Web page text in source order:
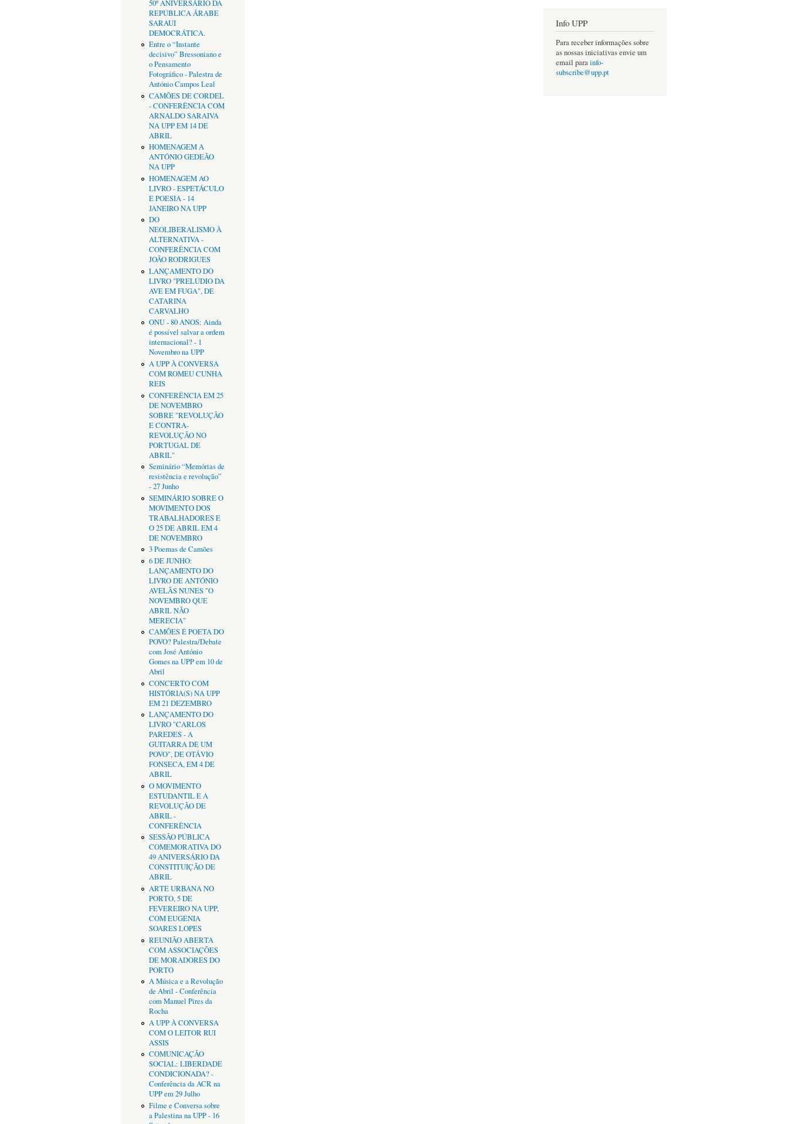
50º ANIVERSÁRIO DA
REPÚBLICA ÁRABE
SARAUI
DEMOCRÁTICA.
Entre o “Instante
decisivo” Bressoniano e
o Pensamento
Fotográfico - Palestra de
António Campos Leal
CAMÕES DE CORDEL
- CONFERÊNCIA COM
ARNALDO SARAIVA
NA UPP EM 14 DE
ABRIL
HOMENAGEM A
ANTÓNIO GEDEÃO
NA UPP
HOMENAGEM AO
LIVRO - ESPETÁCULO
E POESIA - 14
JANEIRO NA UPP
DO
NEOLIBERALISMO À
ALTERNATIVA -
CONFERÊNCIA COM
JOÃO RODRIGUES
LANÇAMENTO DO
LIVRO "PRELÚDIO DA
AVE EM FUGA", DE
CATARINA
CARVALHO
ONU - 80 ANOS: Ainda
é possível salvar a ordem
internacional? - 1
Novembro na UPP
A UPP À CONVERSA
COM ROMEU CUNHA
REIS
CONFERÊNCIA EM 25
DE NOVEMBRO
SOBRE "REVOLUÇÃO
E CONTRA-
REVOLUÇÃO NO
PORTUGAL DE
ABRIL"
Seminário “Memórias de
resistência e revolução”
- 27 Junho
SEMINÁRIO SOBRE O
MOVIMENTO DOS
TRABALHADORES E
O 25 DE ABRIL EM 4
DE NOVEMBRO
3 Poemas de Camões
6 DE JUNHO:
LANÇAMENTO DO
LIVRO DE ANTÓNIO
AVELÃS NUNES "O
NOVEMBRO QUE
ABRIL NÃO
MERECIA"
CAMÕES É POETA DO
POVO? Palestra/Debate
com José António
Gomes na UPP em 10 de
Abril
CONCERTO COM
HISTÓRIA(S) NA UPP
EM 21 DEZEMBRO
LANÇAMENTO DO
LIVRO "CARLOS
PAREDES - A
GUITARRA DE UM
POVO", DE OTÁVIO
FONSECA, EM 4 DE
ABRIL
O MOVIMENTO
ESTUDANTIL E A
REVOLUÇÃO DE
ABRIL -
CONFERÊNCIA
SESSÃO PÚBLICA
COMEMORATIVA DO
49 ANIVERSÁRIO DA
CONSTITUIÇÃO DE
ABRIL
ARTE URBANA NO
PORTO, 5 DE
FEVEREIRO NA UPP,
COM EUGÉNIA
SOARES LOPES
REUNIÃO ABERTA
COM ASSOCIAÇÕES
DE MORADORES DO
PORTO
A Música e a Revolução
de Abril - Conferência
com Manuel Pires da
Rocha
A UPP À CONVERSA
COM O LEITOR RUI
ASSIS
COMUNICAÇÃO
SOCIAL: LIBERDADE
CONDICIONADA? -
Conferência da ACR na
UPP em 29 Julho
Filme e Conversa sobre
a Palestina na UPP - 16
Info UPP
Para receber informações sobre
as nossas iniciativas envie um
email parainfo-
subscribe@upp.pt